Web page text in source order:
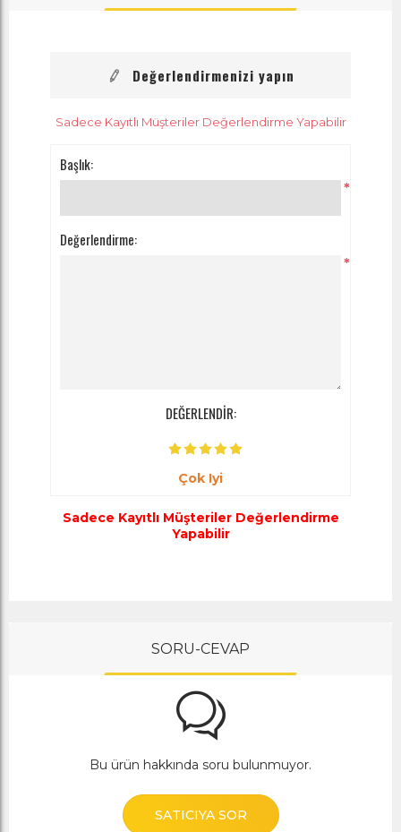
Değerlendirmenizi yapın
Sadece Kayıtlı Müşteriler Değerlendirme Yapabilir
Başlık:
*
Değerlendirme:
*
DEĞERLENDİR:
Çok Iyi
Sadece Kayıtlı Müşteriler Değerlendirme
Yapabilir
SORU-CEVAP
Bu ürün hakkında soru bulunmuyor.
SATICIYA SOR